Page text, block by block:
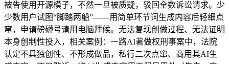
被告使用开源模子，不然一旦被质疑，驳回全数诉讼请求。少
少数用户试图“脚踏两船”——用简单环节词生成内容后轻细点
窜，申请磅礴号请用电脑拜候。无法复现创做过程、无法证明
本身创制性投入，相关案例：一路AI著做权刑事案中，法院
认定不具独创性、不形成做品，私行二次点窜、商用其AI生